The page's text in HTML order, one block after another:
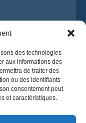
des technologies
aux informations des
de traiter des
ou des identifiants
consentement peut
et caractéristiques.